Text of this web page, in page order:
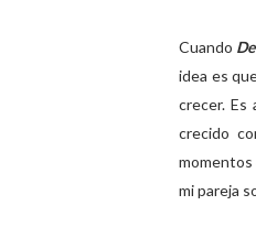
Cuando
idea es
crecer. Es
crecido
momentos
mi pareja